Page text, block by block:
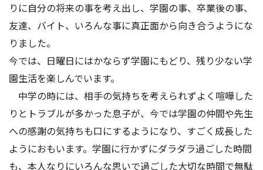
りに自分の将来の事を考え出し、学園の事、卒業後の事、
友達、バイト、いろんな事に真正面から向き合うようにな
りました。
今では、日曜日にはかならず学園にもどり、残り少ない学
園生活を楽しんでいます。
中学の時には、相手の気持ちを考えられずよく喧嘩した
りとトラブルが多かった息子が、今では学園の仲間や先生
への感謝の気持ちも口にするようになり、すごく成長した
ようにおもいます。学園に行かずにダラダラ過ごした時間
も、本人なりにいろんな思いで過ごした大切な時間で無駄